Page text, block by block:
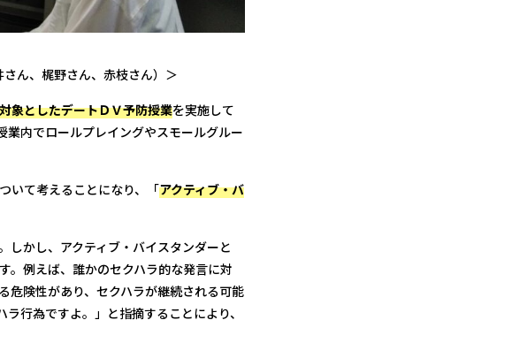
ん、梶野さん、赤枝さん）＞
象としたデートＤＶ予防授業を実施して
業内でロールプレイングやスモールグルー
いて考えることになり、「アクティブ・バ
しかし、アクティブ・バイスタンダーと
。例えば、誰かのセクハラ的な発言に対
危険性があり、セクハラが継続される可能
行為ですよ。」と指摘することにより、